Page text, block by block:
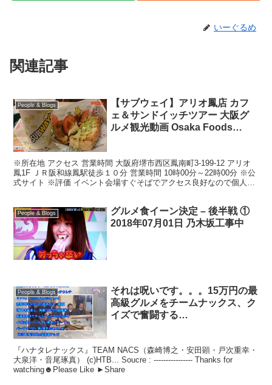
いーぐるめ
関連記事
People & Blogs
【サブウェイ】アリオ鳳店 カフ
ェ＆サンドイッチツアー 大阪グ
ルメ観光動画 Osaka Foods
※所在地 アクセス 営業時間 大阪府堺市西区鳳南町3-199-12 アリオ
鳳1F ＪＲ阪和線鳳駅徒歩１０分 営業時間 10時00分～22時00分 ※公
式サイト ※評価 イベント会場すぐそばでアクセス良好なので個人的
People & Blogs
グルメ食イーン決定 – 後半戦 ①
2018年07月01日 乃木坂工事中
People & Blogs
それは呪いです。。。15万円の最
高級グルメをチームナックス、ク
イズで奮闘する
『ハナタレナックス』TEAM NACS（森崎博之・安田顕・戸次重幸・
大泉洋・音尾琢真） (c)HTB... Soucre : ---------------- Thanks for
watching☻Please Like ►Share